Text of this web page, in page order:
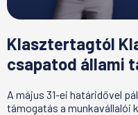
Klasztertagtól
csapatod állami
A május 31-ei határidővel
támogatás a munkavállalói